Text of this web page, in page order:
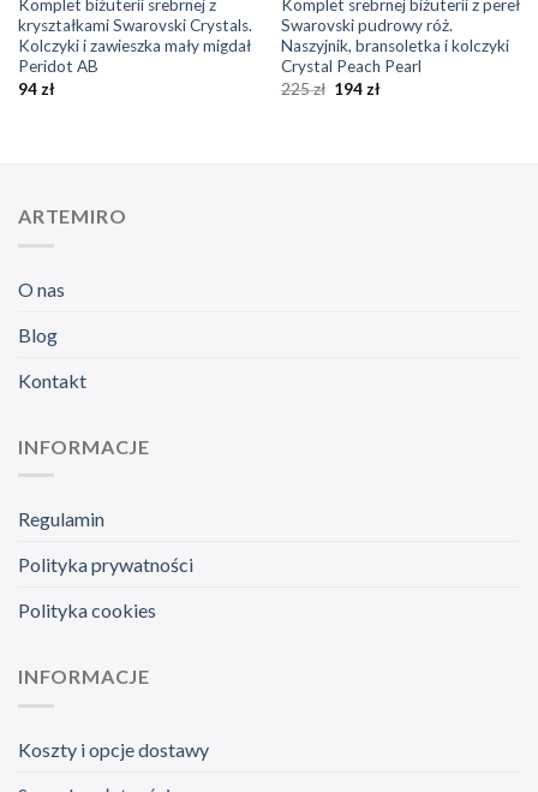
Komplet biżuterii srebrnej z
kryształkami Swarovski Crystals.
Kolczyki i zawieszka mały migdał
Peridot AB
94 zł
Komplet srebrnej biżuterii z pereł
Swarovski pudrowy róż.
Naszyjnik, bransoletka i kolczyki
Crystal Peach Pearl
225zł 194 zł
ARTEMIRO
O nas
Blog
Kontakt
INFORMACJE
Regulamin
Polityka prywatności
Polityka cookies
INFORMACJE
Koszty i opcje dostawy